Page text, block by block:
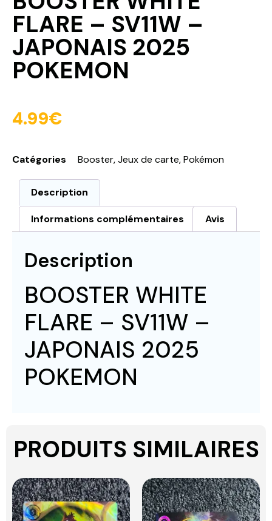
FLARE – SV11W –
JAPONAIS 2025
POKEMON
4.99€
Catégories Booster,Jeux de carte,Pokémon
Description
Informations complémentaires Avis
Description
BOOSTER WHITE
FLARE – SV11W –
JAPONAIS 2025
POKEMON
PRODUITS SIMILAIRES